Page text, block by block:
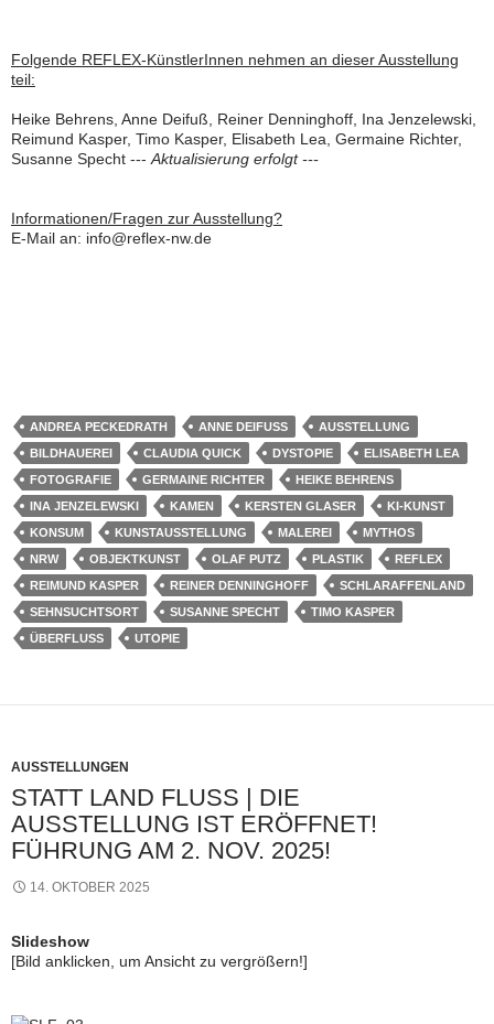
Folgende REFLEX-KünstlerInnen nehmen an dieser Ausstellung
teil:
Heike Behrens, Anne Deifuß, Reiner Denninghoff, Ina Jenzelewski,
Reimund Kasper, Timo Kasper, Elisabeth Lea, Germaine Richter,
Susanne Specht --- Aktualisierung erfolgt ---
Informationen/Fragen zur Ausstellung?
E-Mail an: info@reflex-nw.de
ANDREA PECKEDRATH ANNE DEIFUSS
AUSSTELLUNG
BILDHAUEREI
CLAUDIA QUICK DYSTOPIE
ELISABETH LEA
FOTOGRAFIE
GERMAINE RICHTER
HEIKE BEHRENS
INA JENZELEWSKI
KAMEN KERSTEN GLASER
KI-KUNST
KONSUM
KUNSTAUSSTELLUNG MALEREI
MYTHOS
NRW
OBJEKTKUNST OLAF PUTZ PLASTIK
REFLEX
REIMUND KASPER
REINER DENNINGHOFF
SCHLARAFFENLAND
SEHNSUCHTSORT
SUSANNE SPECHT
TIMO KASPER
ÜBERFLUSS
UTOPIE
AUSSTELLUNGEN
STATT LAND FLUSS | DIE
AUSSTELLUNG IST ERÖFFNET!
FÜHRUNG AM 2. NOV. 2025!
14. OKTOBER 2025
Slideshow
[Bild anklicken, um Ansicht zu vergrößern!]